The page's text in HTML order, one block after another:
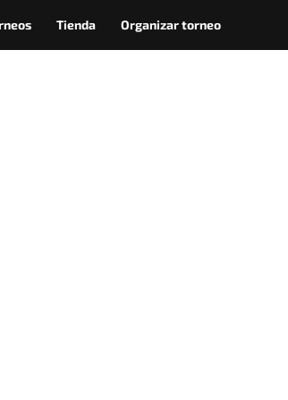
Tienda Organizar torneo